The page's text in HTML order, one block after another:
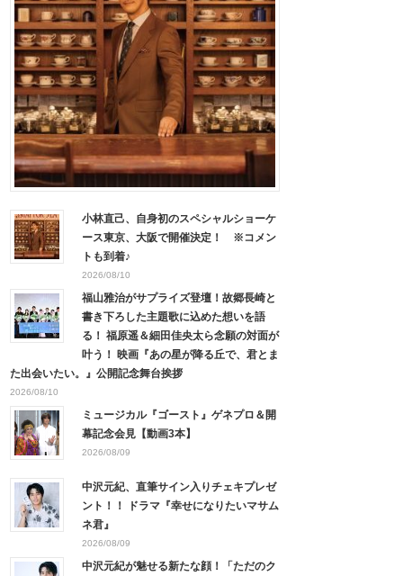
小林直己、自身初のスペシャルショーケ
ース東京、大阪で開催決定！ ※コメン
トも到着♪
2026/08/10
福山雅治がサプライズ登壇！故郷長崎と
書き下ろした主題歌に込めた想いを語
る！ 福原遥＆細田佳央太ら念願の対面が
叶う！ 映画『あの星が降る丘で、君とま
た出会いたい。』公開記念舞台挨拶
2026/08/10
ミュージカル『ゴースト』ゲネプロ＆開
幕記念会見【動画3本】
2026/08/09
中沢元紀、直筆サイン入りチェキプレゼ
ント！！ ドラマ『幸せになりたいマサム
ネ君』
2026/08/09
中沢元紀が魅せる新たな顔！「ただのク